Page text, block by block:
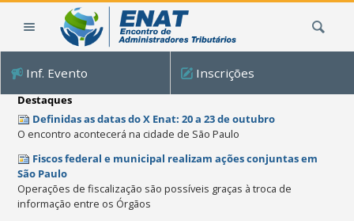
Inf. Evento Inscrições
Destaques
Definidas as datas do X Enat: 20 a 23 de outubro
O encontro acontecerá na cidade de São Paulo
Fiscos federal e municipal realizam ações conjuntas em
São Paulo
Operações de fiscalização são possíveis graças à troca de
informação entre os Órgãos